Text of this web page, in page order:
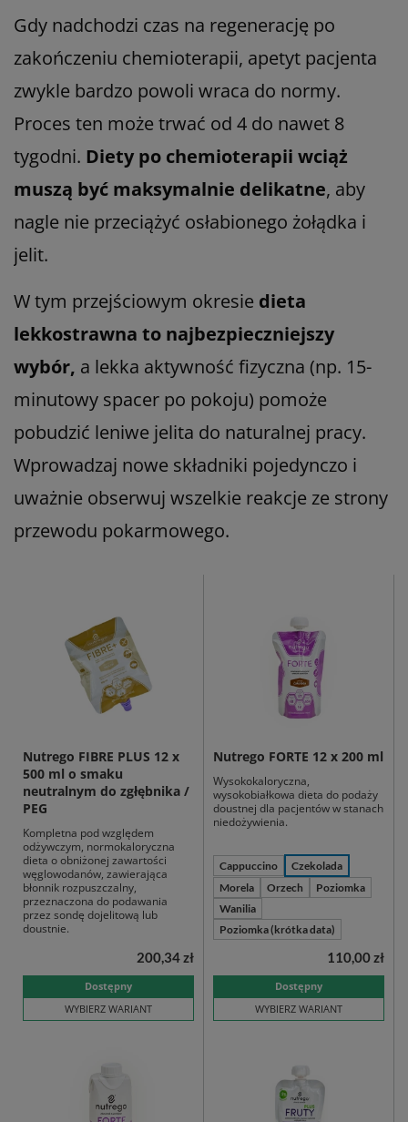
Gdy nadchodzi czas na regenerację po
zakończeniu chemioterapii, apetyt pacjenta
zwykle bardzo powoli wraca do normy.
Proces ten może trwać od 4 do nawet 8
tygodni. Diety po chemioterapii wciąż
muszą być maksymalnie delikatne, aby
nagle nie przeciążyć osłabionego żołądka i
jelit.
W tym przejściowym okresie dieta
lekkostrawna to najbezpieczniejszy
wybór, a lekka aktywność fizyczna (np. 15-
minutowy spacer po pokoju) pomoże
pobudzić leniwe jelita do naturalnej pracy.
Wprowadzaj nowe składniki pojedynczo i
uważnie obserwuj wszelkie reakcje ze strony
przewodu pokarmowego.
Nutrego FIBRE PLUS 12 x
500 ml o smaku
neutralnym do zgłębnika /
PEG
Kompletna pod względem
odżywczym, normokaloryczna
dieta o obniżonej zawartości
węglowodanów, zawierająca
błonnik rozpuszczalny,
przeznaczona do podawania
przez sondę dojelitową lub
doustnie.
Dostępny
WYBIERZ WARIANT
200,34 zł
Nutrego FORTE 12 x 200 ml
Wysokokaloryczna,
wysokobiałkowa dieta do podaży
doustnej dla pacjentów w stanach
niedożywienia.
Cappuccino
Czekolada
Morela
Orzech
Poziomka
Wanilia
Poziomka (krótka data)
Dostępny
WYBIERZ WARIANT
110,00 zł